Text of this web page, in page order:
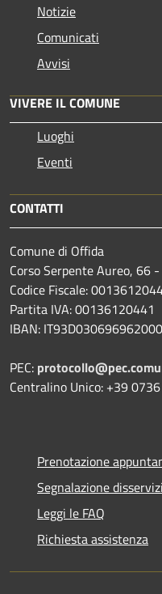
Notizie
Comunicati
Avvisi
VIVERE IL COMUNE
Luoghi
Eventi
CONTATTI
Comune di Offida
Corso Serpente Aureo, 66
Codice Fiscale:
Partita IVA: 00136120441
IBAN:
PEC:
Centralino Unico: +39
Prenotazione
Segnalazione
Leggi le FAQ
Richiesta assistenza